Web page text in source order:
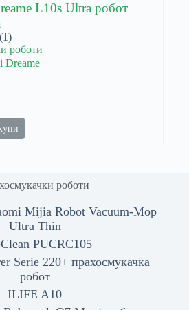
L10s Ultra робот
1
роботи
Dreame
роботи
Mijia Robot Vacuum-Mop
Ultra Thin
PUCRC105
Serie 220+ прахосмукачка
робот
ILIFE A10